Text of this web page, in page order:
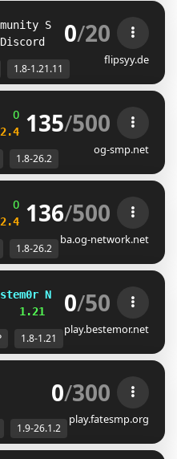
SMP | 1.8 - 1.21.11
Discord Reporten!
0/20
flipsyy.de
1.8-1.21.11
OG -Network | 1.8 - 26.2
2.4
─ NEW DAILY QUESTS
135/500
og-smp.net
1.8-26.2
OG -Network | 1.8 - 26.2
2.4
─ NEW DAILY QUESTS
136/500
ba.og-network.net
1.8-26.2
Network [1.8-1.21]
IS HERE!
0/50
play.bestemor.net
1.8-1.21
0/300
play.fatesmp.org
1.9-26.1.2